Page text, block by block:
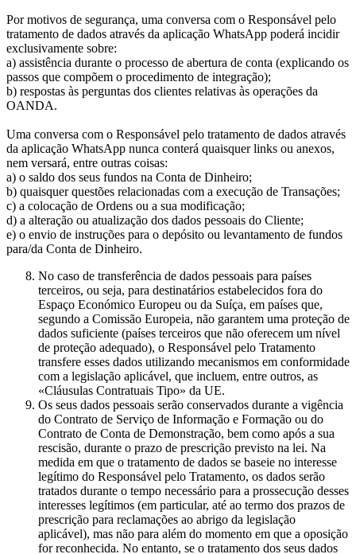
Por motivos de segurança, uma conversa com o Responsável pelo
tratamento de dados através da aplicação WhatsApp poderá incidir
exclusivamente sobre:
a) assistência durante o processo de abertura de conta (explicando os
passos que compõem o procedimento de integração);
b) respostas às perguntas dos clientes relativas às operações da
OANDA.
Uma conversa com o Responsável pelo tratamento de dados através
da aplicação WhatsApp nunca conterá quaisquer links ou anexos,
nem versará, entre outras coisas:
a) o saldo dos seus fundos na Conta de Dinheiro;
b) quaisquer questões relacionadas com a execução de Transações;
c) a colocação de Ordens ou a sua modificação;
d) a alteração ou atualização dos dados pessoais do Cliente;
e) o envio de instruções para o depósito ou levantamento de fundos
para/da Conta de Dinheiro.
No caso de transferência de dados pessoais para países
terceiros, ou seja, para destinatários estabelecidos fora do
Espaço Económico Europeu ou da Suíça, em países que,
segundo a Comissão Europeia, não garantem uma proteção de
dados suficiente (países terceiros que não oferecem um nível
de proteção adequado), o Responsável pelo Tratamento
transfere esses dados utilizando mecanismos em conformidade
com a legislação aplicável, que incluem, entre outros, as
«Cláusulas Contratuais Tipo» da UE.
Os seus dados pessoais serão conservados durante a vigência
do Contrato de Serviço de Informação e Formação ou do
Contrato de Conta de Demonstração, bem como após a sua
rescisão, durante o prazo de prescrição previsto na lei. Na
medida em que o tratamento de dados se baseie no interesse
legítimo do Responsável pelo Tratamento, os dados serão
tratados durante o tempo necessário para a prossecução desses
interesses legítimos (em particular, até ao termo dos prazos de
prescrição para reclamações ao abrigo da legislação
aplicável), mas não para além do momento em que a oposição
for reconhecida. No entanto, se o tratamento dos seus dados